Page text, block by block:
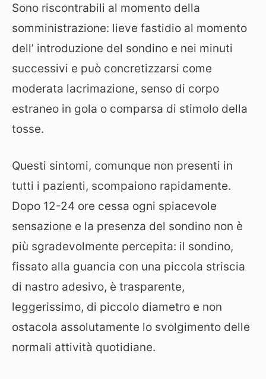
Sono riscontrabili al momento della
somministrazione: lieve fastidio al momento
dell’ introduzione del sondino e nei minuti
successivi e può concretizzarsi come
moderata lacrimazione, senso di corpo
estraneo in gola o comparsa di stimolo della
tosse.
Questi sintomi, comunque non presenti in
tutti i pazienti, scompaiono rapidamente.
Dopo 12-24 ore cessa ogni spiacevole
sensazione e la presenza del sondino non è
più sgradevolmente percepita: il sondino,
fissato alla guancia con una piccola striscia
di nastro adesivo, è trasparente,
leggerissimo, di piccolo diametro e non
ostacola assolutamente lo svolgimento delle
normali attività quotidiane.